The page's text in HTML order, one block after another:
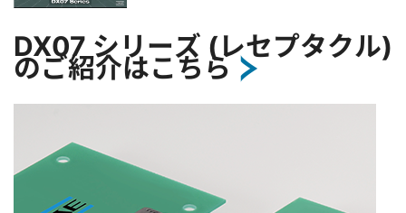
DX07 シリーズ (レセプタクル)
のご紹介はこちら